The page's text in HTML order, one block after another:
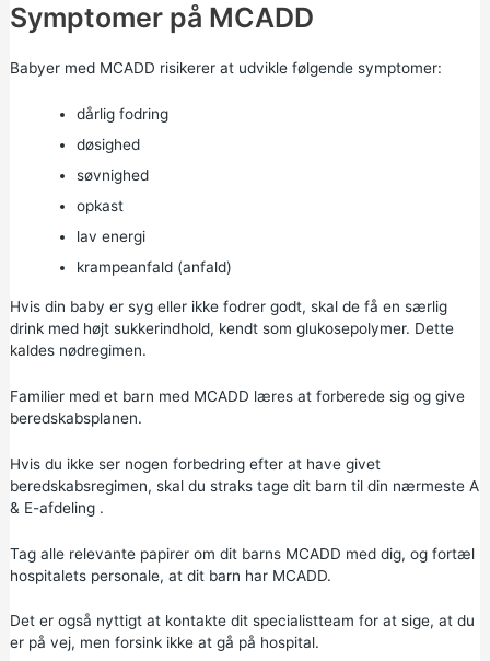
Symptomer på MCADD
Babyer med MCADD risikerer at udvikle følgende symptomer:
dårlig fodring
døsighed
søvnighed
opkast
lav energi
krampeanfald (anfald)
Hvis din baby er syg eller ikke fodrer godt, skal de få en særlig
drink med højt sukkerindhold, kendt som glukosepolymer. Dette
kaldes nødregimen.
Familier med et barn med MCADD læres at forberede sig og give
beredskabsplanen.
Hvis du ikke ser nogen forbedring efter at have givet
beredskabsregimen, skal du straks tage dit barn til din nærmeste A
& E-afdeling.
Tag alle relevante papirer om dit barns MCADD med dig, og fortæl
hospitalets personale, at dit barn har MCADD.
Det er også nyttigt at kontakte dit specialistteam for at sige, at du
er på vej, men forsink ikke at gå på hospital.